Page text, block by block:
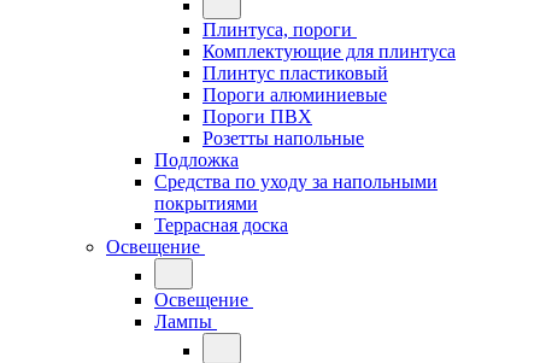
Плинтуса, пороги
Комплектующие для плинтуса
Плинтус пластиковый
Пороги алюминиевые
Пороги ПВХ
Розетты напольные
Подложка
Средства по уходу за напольными
покрытиями
Террасная доска
Освещение
Освещение
Лампы